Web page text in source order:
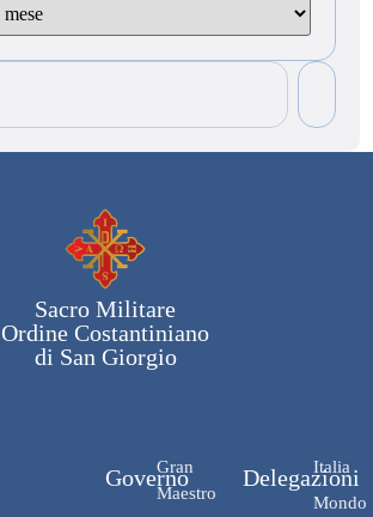
Sacro Militare
Ordine Costantiniano
di San Giorgio
Governo
Gran
Maestro
Delegazioni
Italia
Mondo